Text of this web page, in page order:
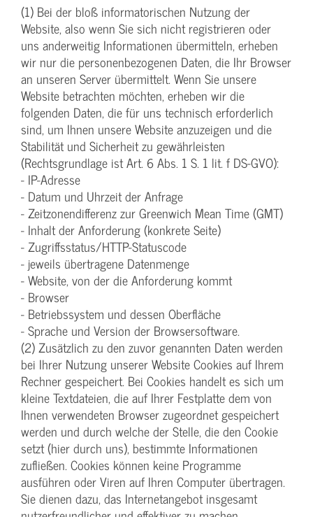
(1) Bei der bloß informatorischen Nutzung der
Website, also wenn Sie sich nicht registrieren oder
uns anderweitig Informationen übermitteln, erheben
wir nur die personenbezogenen Daten, die Ihr Browser
an unseren Server übermittelt. Wenn Sie unsere
Website betrachten möchten, erheben wir die
folgenden Daten, die für uns technisch erforderlich
sind, um Ihnen unsere Website anzuzeigen und die
Stabilität und Sicherheit zu gewährleisten
(Rechtsgrundlage ist Art. 6 Abs. 1 S. 1 lit. f DS-GVO):
- IP-Adresse
- Datum und Uhrzeit der Anfrage
- Zeitzonendifferenz zur Greenwich Mean Time (GMT)
- Inhalt der Anforderung (konkrete Seite)
- Zugriffsstatus/HTTP-Statuscode
- jeweils übertragene Datenmenge
- Website, von der die Anforderung kommt
- Browser
- Betriebssystem und dessen Oberfläche
- Sprache und Version der Browsersoftware.
(2) Zusätzlich zu den zuvor genannten Daten werden
bei Ihrer Nutzung unserer Website Cookies auf Ihrem
Rechner gespeichert. Bei Cookies handelt es sich um
kleine Textdateien, die auf Ihrer Festplatte dem von
Ihnen verwendeten Browser zugeordnet gespeichert
werden und durch welche der Stelle, die den Cookie
setzt (hier durch uns), bestimmte Informationen
zufließen. Cookies können keine Programme
ausführen oder Viren auf Ihren Computer übertragen.
Sie dienen dazu, das Internetangebot insgesamt